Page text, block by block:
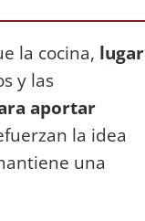
la cocina, lugar
y las
aportar
la idea
una